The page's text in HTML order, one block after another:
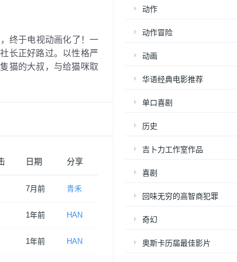
终于电视动画化了！一
长正好路过。以性格严
猫的大叔，与给猫咪取
日期 分享
7月前 青禾
1年前 HAN
1年前 HAN
动作
动作冒险
动画
华语经典电影推荐
单口喜剧
历史
吉卜力工作室作品
喜剧
回味无穷的高智商犯罪
奇幻
奥斯卡历届最佳影片